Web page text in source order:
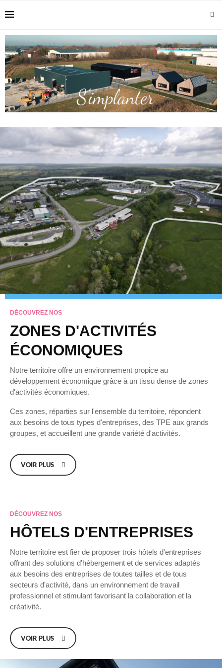
DÉCOUVREZ NOS
ZONES D'ACTIVITÉS
ÉCONOMIQUES
Notre territoire offre un environnement propice au
développement économique grâce à un tissu dense de zones
d'activités économiques.
Ces zones, réparties sur l'ensemble du territoire, répondent
aux besoins de tous types d'entreprises, des TPE aux grands
groupes, et accueillent une grande variété d'activités.
VOIR PLUS
DÉCOUVREZ NOS
HÔTELS D'ENTREPRISES
Notre territoire est fier de proposer trois hôtels d'entreprises
offrant des solutions d'hébergement et de services adaptés
aux besoins des entreprises de toutes tailles et de tous
secteurs d'activité, dans un environnement de travail
professionnel et stimulant favorisant la collaboration et la
créativité.
VOIR PLUS